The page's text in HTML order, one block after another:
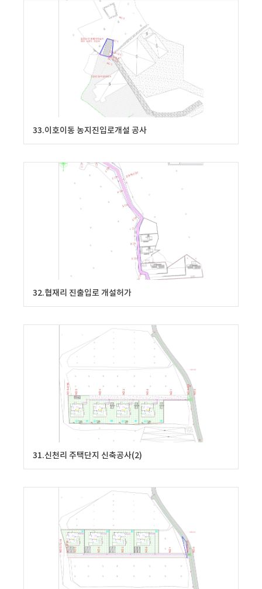
33.이호이동 농지진입로개설 공사
32.협재리 진출입로 개설허가
31.신천리 주택단지 신축공사(2)